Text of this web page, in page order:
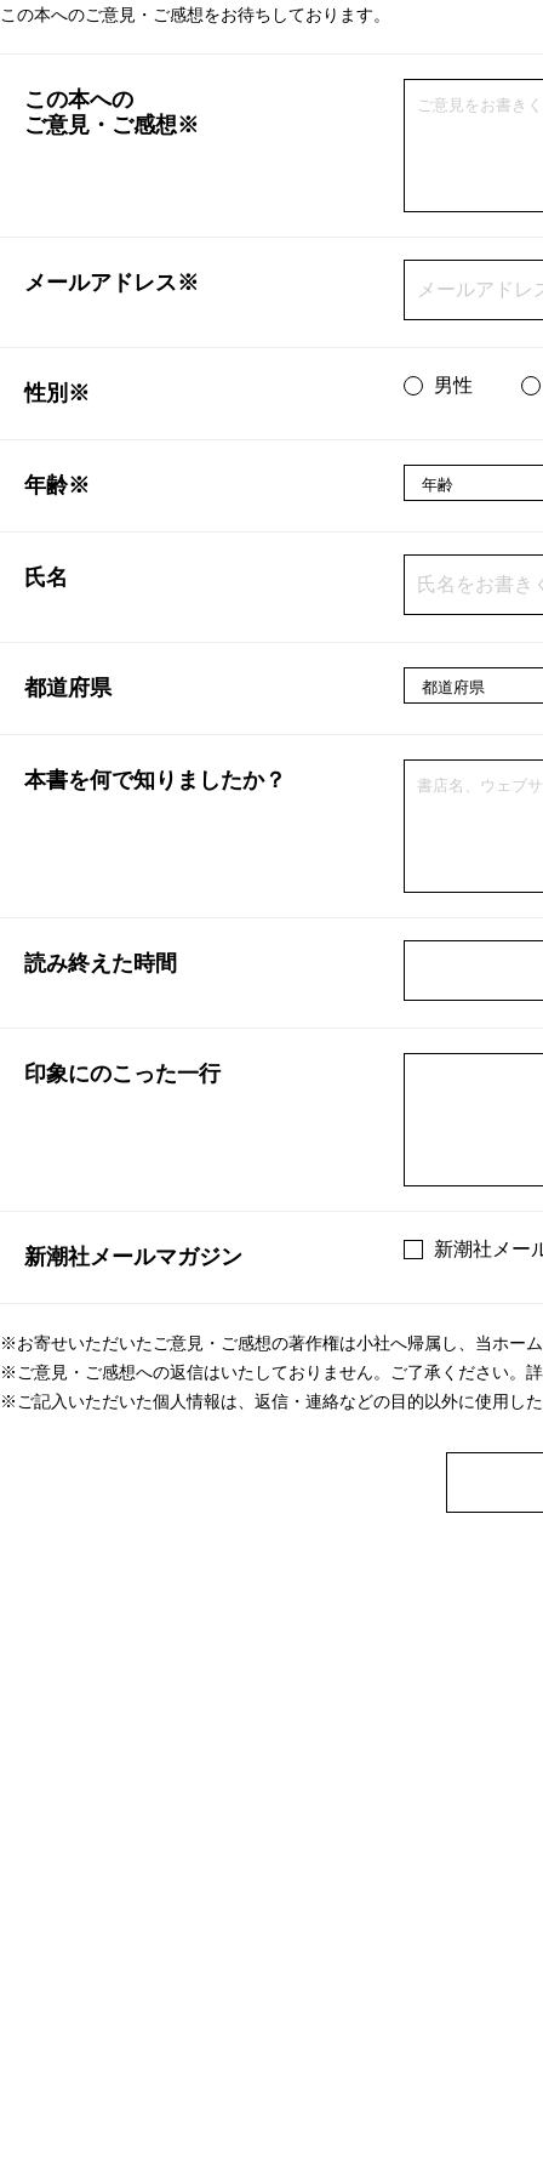
この本へのご意見・ご感想をお待ちしております。
この本への
ご意見・ご感想※
メールアドレス※
性別※ 男性
年齢※
氏名
都道府県
本書を何で知りましたか？
読み終えた時間
印象にのこった一行
新潮社メールマガジン 新潮社メー
※お寄せいただいたご意見・ご感想の著作権は小社へ帰属し、当ホー
※ご意見・ご感想への返信はいたしておりません。ご了承ください。
※ご記入いただいた個人情報は、返信・連絡などの目的以外に使用し